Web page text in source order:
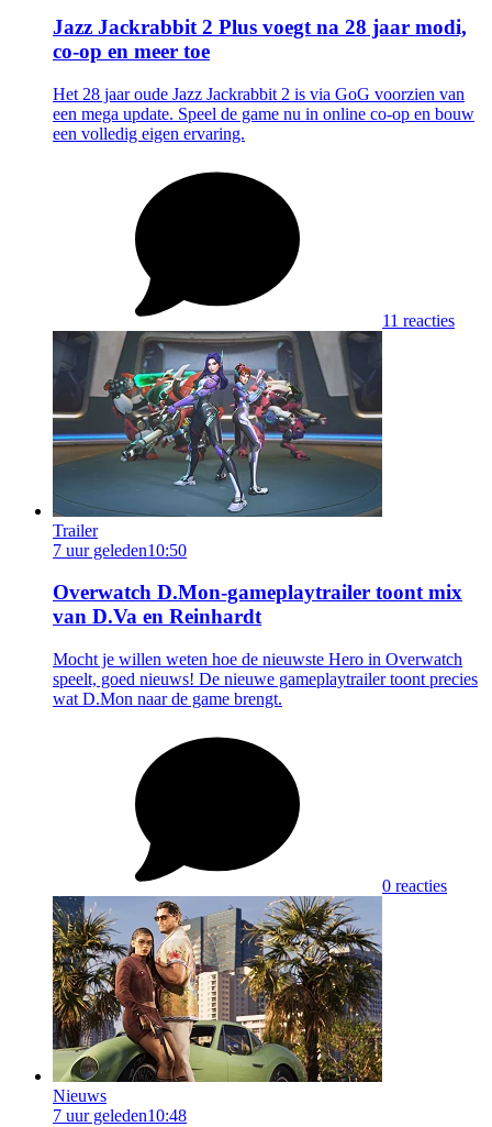
Jazz Jackrabbit 2 Plus voegt na 28 jaar modi,
co-op en meer toe
Het 28 jaar oude Jazz Jackrabbit 2 is via GoG voorzien van
een mega update. Speel de game nu in online co-op en bouw
een volledig eigen ervaring.
11 reacties
Trailer
7 uur geleden10:50
Overwatch D.Mon-gameplaytrailer toont mix
van D.Va en Reinhardt
Mocht je willen weten hoe de nieuwste Hero in Overwatch
speelt, goed nieuws! De nieuwe gameplaytrailer toont precies
wat D.Mon naar de game brengt.
0 reacties
Nieuws
7 uur geleden10:48